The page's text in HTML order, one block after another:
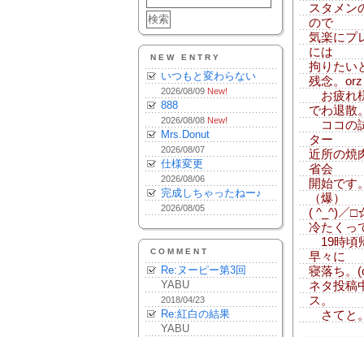
NEW ENTRY
いつもと変わらない
2026/08/09 New!
888
2026/08/08 New!
Mrs.Donut
2026/08/07
仕様変更
2026/08/06
完成しちゃったねー♪
2026/08/05
COMMENT
Re:ヌーピー第3回
YABU
2018/04/23
Re:紅白の結果
YABU
スタメン
ので
気楽にプ
には
拘りたい
残念。orz
お疲れ
でわ退散
ココの
ター
近所の焼
省会
開始です
（爆）
( ^_^)／
冷たくっ
19時頃
早々に
寝落ち。
ネタ投稿
ス。
さてと